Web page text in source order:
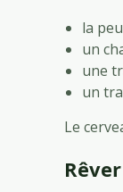
la
un
une
un
Le